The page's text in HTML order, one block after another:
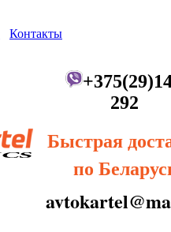
Контакты
292
Быстрая
по